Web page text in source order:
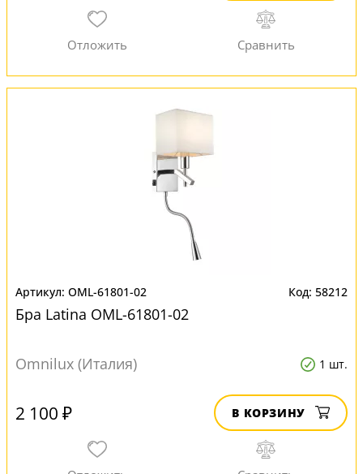
OML-61801-02 58212
Бра Latina OML-61801-02
Omnilux (Италия) 1 шт.
2 100 ₽ В КОРЗИНУ